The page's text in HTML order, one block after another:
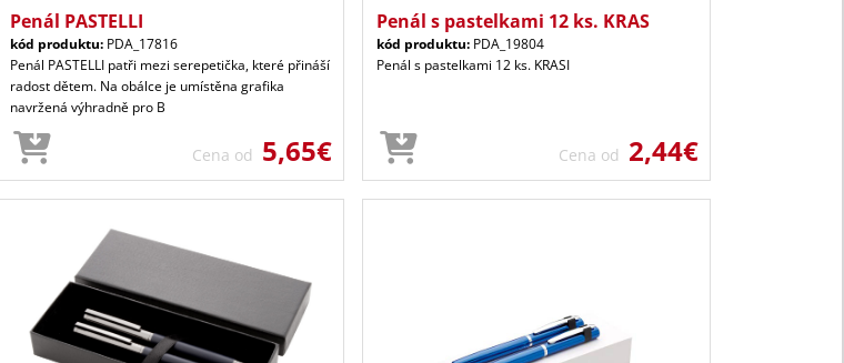
Penál PASTELLI
kód produktu: PDA_17816
Penál PASTELLI patři mezi serepetička, které přináší
radost dětem. Na obálce je umístěna grafika
navržená výhradně pro B
Cena od 5,65€
Penál s pastelkami 12 ks. KRAS
kód produktu: PDA_19804
Penál s pastelkami 12 ks. KRASI
Cena od 2,44€